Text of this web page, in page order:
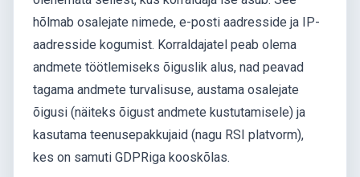
hõlmab osalejate nimede, e-posti aadresside ja IP-
aadresside kogumist. Korraldajatel peab olema
andmete töötlemiseks õiguslik alus, nad peavad
tagama andmete turvalisuse, austama osalejate
õigusi (näiteks õigust andmete kustutamisele) ja
kasutama teenusepakkujaid (nagu RSI platvorm),
kes on samuti GDPRiga kooskõlas.